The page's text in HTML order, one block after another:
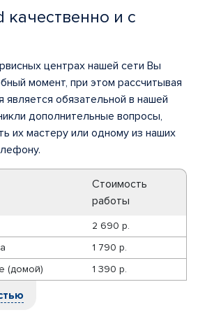
и с
центрах нашей сети Вы
момент, при этом рассчитывая
является обязательной в нашей
дополнительные вопросы,
их мастеру или одному из наших
Стоимость
работы
2 690 р.
1 790 р.
(домой)
1 390 р.